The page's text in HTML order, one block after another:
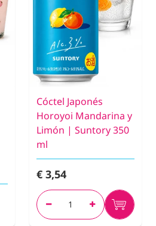
Cóctel Japonés
Horoyoi Mandarina y
Limón | Suntory 350
ml
€ 3,54